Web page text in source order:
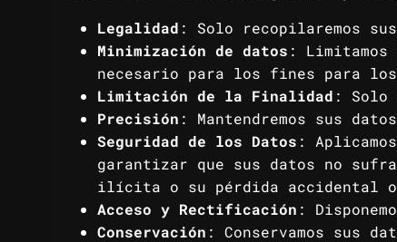
Legalidad : Solo recopilaremos
Minimización de datos :
necesario para los fines para
Limitación de la Finalidad : Solo
Precisión : Mantendremos sus
Seguridad de los Datos :
garantizar que sus datos no
ilícita o su pérdida accidental
Acceso y Rectificación :
Conservación : Conservamos sus